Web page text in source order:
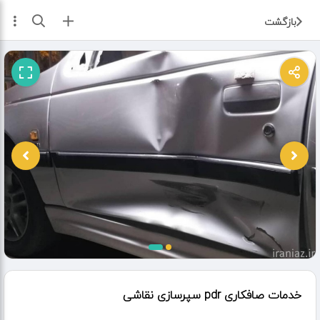
بازگشت ثبت آگهی
خدمات صافکاری pdr سپرسازی نقاشی